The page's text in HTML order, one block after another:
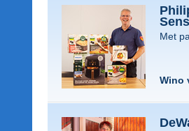
Met
Wino